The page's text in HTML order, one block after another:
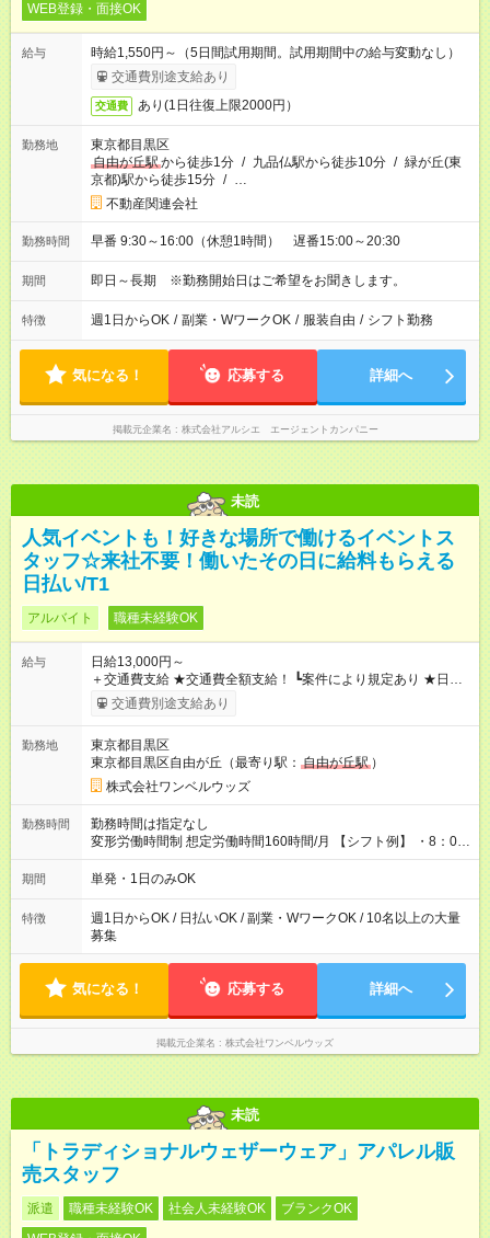
WEB登録・面接OK
給与
時給1,550円～（5日間試用期間。試用期間中の給与変動なし）
交通費別途支給あり
交通費 あり(1日往復上限2000円）
勤務地
東京都目黒区
自由が丘駅から徒歩1分 / 九品仏駅から徒歩10分 / 緑が丘(東
京都)駅から徒歩15分 / …
不動産関連会社
勤務時間 早番 9:30～16:00（休憩1時間） 遅番15:00～20:30
期間 即日～長期 ※勤務開始日はご希望をお聞きします。
特徴 週1日からOK / 副業・WワークOK / 服装自由 / シフト勤務
気になる！ 応募する 詳細へ
掲載元企業名 株式会社アルシエ エージェントカンパニー
未読
人気イベントも！好きな場所で働けるイベントス
タッフ☆来社不要！働いたその日に給料もらえる
日払い/T1
アルバイト 職種未経験OK
給与
日給13,000円～
＋交通費支給 ★交通費全額支給！ ┗案件により規定あり ★日払
いOK！（規定あり） ┗働いたその日に現金GET♪ お仕事後はコ
ンビニATMから 日払い分を引き落とせます！ 【試用期間】試
交通費別途支給あり
勤務地
東京都目黒区
東京都目黒区自由が丘（最寄り駅： 自由が丘駅 ）
株式会社ワンベルウッズ
勤務時間
勤務時間は指定なし
変形労働時間制 想定労働時間160時間/月 【シフト例】 ・8：00
～21：00
期間 単発・1日のみOK
特徴
週1日からOK / 日払いOK / 副業・WワークOK / 10名以上の大量
募集
気になる！ 応募する 詳細へ
掲載元企業名 株式会社ワンベルウッズ
未読
「トラディショナルウェザーウェア」アパレル販
売スタッフ
派遣 職種未経験OK 社会人未経験OK
ブランクOK